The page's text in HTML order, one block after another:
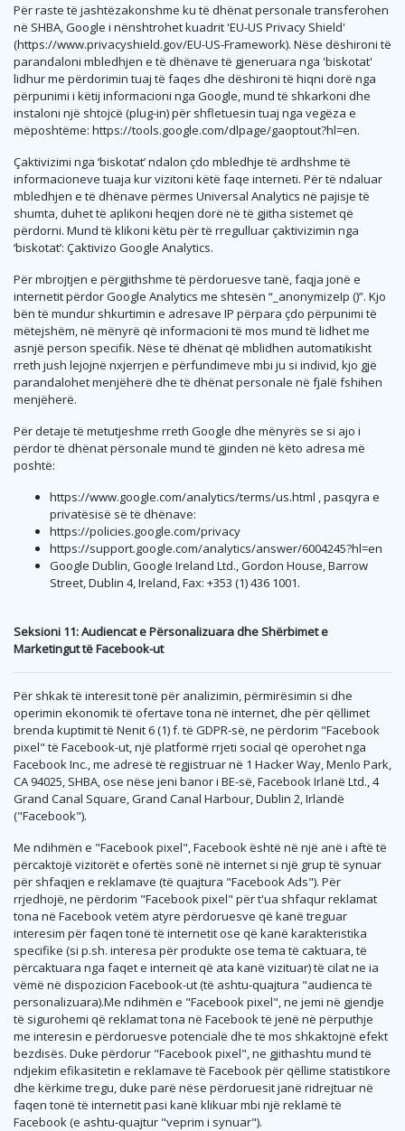
Për raste të jashtëzakonshme ku të dhënat personale transferohen
në SHBA, Google i nënshtrohet kuadrit 'EU-US Privacy Shield'
(https://www.privacyshield.gov/EU-US-Framework). Nëse dëshironi të
parandaloni mbledhjen e të dhënave të gjeneruara nga 'biskotat'
lidhur me përdorimin tuaj të faqes dhe dëshironi të hiqni dorë nga
përpunimi i këtij informacioni nga Google, mund të shkarkoni dhe
instaloni një shtojcë (plug-in) për shfletuesin tuaj nga vegëza e
mëposhtëme: https://tools.google.com/dlpage/gaoptout?hl=en.
Çaktivizimi nga ‘biskotat’ ndalon çdo mbledhje të ardhshme të
informacioneve tuaja kur vizitoni këtë faqe interneti. Për të ndaluar
mbledhjen e të dhënave përmes Universal Analytics në pajisje të
shumta, duhet të aplikoni heqjen dorë në të gjitha sistemet që
përdorni. Mund të klikoni këtu për të rregulluar çaktivizimin nga
‘biskotat’: Çaktivizo Google Analytics.
Për mbrojtjen e përgjithshme të përdoruesve tanë, faqja jonë e
internetit përdor Google Analytics me shtesën “_anonymizeIp ()”. Kjo
bën të mundur shkurtimin e adresave IP përpara çdo përpunimi të
mëtejshëm, në mënyrë që informacioni të mos mund të lidhet me
asnjë person specifik. Nëse të dhënat që mblidhen automatikisht
rreth jush lejojnë nxjerrjen e përfundimeve mbi ju si individ, kjo gjë
parandalohet menjëherë dhe të dhënat personale në fjalë fshihen
menjëherë.
Për detaje të metutjeshme rreth Google dhe mënyrës se si ajo i
përdor të dhënat përsonale mund të gjinden në këto adresa më
poshtë:
https://www.google.com/analytics/terms/us.html , pasqyra e
privatësisë së të dhënave:
https://policies.google.com/privacy
https://support.google.com/analytics/answer/6004245?hl=en
Google Dublin, Google Ireland Ltd., Gordon House, Barrow
Street, Dublin 4, Ireland, Fax: +353 (1) 436 1001.
Seksioni 11: Audiencat e Përsonalizuara dhe Shërbimet e
Marketingut të Facebook-ut
Për shkak të interesit tonë për analizimin, përmirësimin si dhe
operimin ekonomik të ofertave tona në internet, dhe për qëllimet
brenda kuptimit të Nenit 6 (1) f. të GDPR-së, ne përdorim "Facebook
pixel" të Facebook-ut, një platformë rrjeti social që operohet nga
Facebook Inc., me adresë të regjistruar në 1 Hacker Way, Menlo Park,
CA 94025, SHBA, ose nëse jeni banor i BE-së, Facebook Irlanë Ltd., 4
Grand Canal Square, Grand Canal Harbour, Dublin 2, Irlandë
("Facebook").
Me ndihmën e "Facebook pixel", Facebook është në një anë i aftë të
përcaktojë vizitorët e ofertës sonë në internet si një grup të synuar
për shfaqjen e reklamave (të quajtura "Facebook Ads"). Për
rrjedhojë, ne përdorim "Facebook pixel" për t'ua shfaqur reklamat
tona në Facebook vetëm atyre përdoruesve që kanë treguar
interesim për faqen tonë të internetit ose që kanë karakteristika
specifike (si p.sh. interesa për produkte ose tema të caktuara, të
përcaktuara nga faqet e interneit që ata kanë vizituar) të cilat ne ia
vëmë në dispozicion Facebook-ut (të ashtu-quajtura "audienca të
personalizuara).Me ndihmën e "Facebook pixel", ne jemi në gjendje
të sigurohemi që reklamat tona në Facebook të jenë në përputhje
me interesin e përdoruesve potencialë dhe të mos shkaktojnë efekt
bezdisës. Duke përdorur "Facebook pixel", ne gjithashtu mund të
ndjekim efikasitetin e reklamave të Facebook për qëllime statistikore
dhe kërkime tregu, duke parë nëse përdoruesit janë ridrejtuar në
faqen tonë të internetit pasi kanë klikuar mbi një reklamë të
Facebook (e ashtu-quajtur "veprim i synuar").